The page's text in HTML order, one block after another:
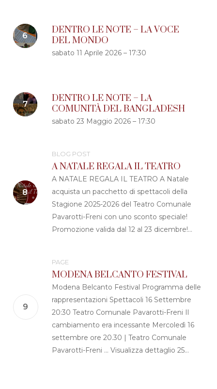
DENTRO LE NOTE – LA VOCE
DEL MONDO
sabato 11 Aprile 2026 – 17:30
DENTRO LE NOTE – LA
COMUNITÀ DEL BANGLADESH
sabato 23 Maggio 2026 – 17:30
A NATALE REGALA IL TEATRO
BLOG POST
A NATALE REGALA IL TEATRO A Natale
acquista un pacchetto di spettacoli della
Stagione 2025-2026 del Teatro Comunale
Pavarotti-Freni con uno sconto speciale!
Promozione valida dal 12 al 23 dicembre!…
MODENA BELCANTO FESTIVAL
PAGE
Modena Belcanto Festival Programma delle
rappresentazioni Spettacoli 16 Settembre
20:30 Teatro Comunale Pavarotti-Freni Il
cambiamento era incessante Mercoledì 16
settembre ore 20.30 | Teatro Comunale
Pavarotti-Freni ... Visualizza dettaglio 25...